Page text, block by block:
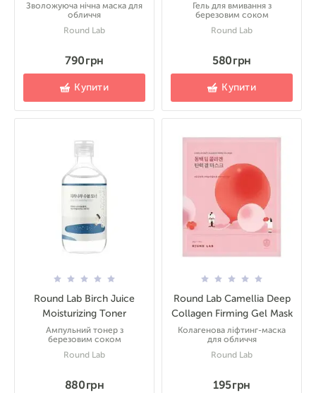
Зволожуюча нічна маска для
обличчя
Round Lab
790 грн
Купити
Гель для вмивання з
березовим соком
Round Lab
580 грн
Купити
Round Lab Birch Juice
Moisturizing Toner
Ампульний тонер з
березовим соком
Round Lab
880 грн
Round Lab Camellia Deep
Collagen Firming Gel Mask
Колагенова ліфтинг-маска
для обличчя
Round Lab
195 грн